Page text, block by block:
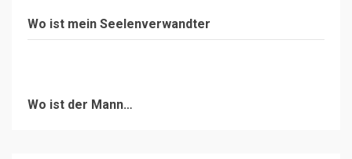
Wo ist mein Seelenverwandter
Wo ist der Mann…